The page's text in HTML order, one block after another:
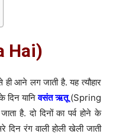
Hai)
आने लग जाती है. यह त्यौहार
दिन यानिवसंत ऋतू(Spring
है. दो दिनों का पर्व होने के
दिन रंग वाली होली खेली जाती